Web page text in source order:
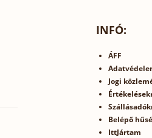
INFÓ:
ÁFF
Jogi
Belépő
IttJártam